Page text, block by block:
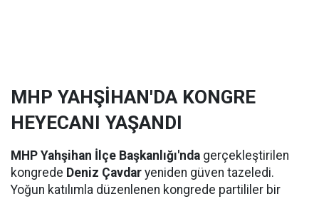
MHP YAHŞİHAN'DA KONGRE
HEYECANI YAŞANDI
MHP Yahşihan İlçe Başkanlığı'nda gerçekleştirilen
kongrede Deniz Çavdar yeniden güven tazeledi.
Yoğun katılımla düzenlenen kongrede partililer bir